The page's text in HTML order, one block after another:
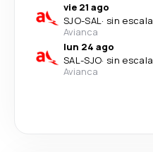
vie 21 ago
SJO-SAL· sin escala
Avianca
lun 24 ago
SAL-SJO· sin escala
Avianca